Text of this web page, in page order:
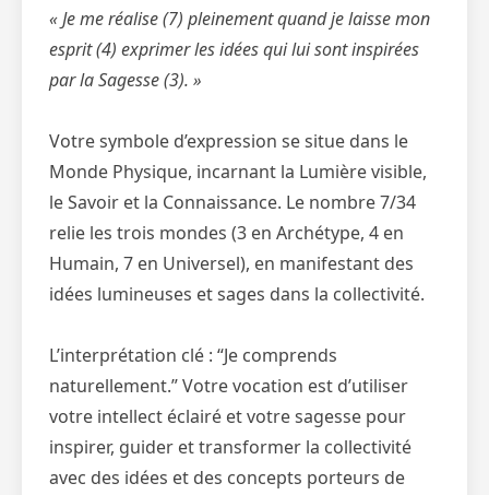
« Je me réalise (7) pleinement quand je laisse mon
esprit (4) exprimer les idées qui lui sont inspirées
par la Sagesse (3). »
Votre symbole d’expression se situe dans le
Monde Physique, incarnant la Lumière visible,
le Savoir et la Connaissance. Le nombre 7/34
relie les trois mondes (3 en Archétype, 4 en
Humain, 7 en Universel), en manifestant des
idées lumineuses et sages dans la collectivité.
L’interprétation clé : “Je comprends
naturellement.” Votre vocation est d’utiliser
votre intellect éclairé et votre sagesse pour
inspirer, guider et transformer la collectivité
avec des idées et des concepts porteurs de